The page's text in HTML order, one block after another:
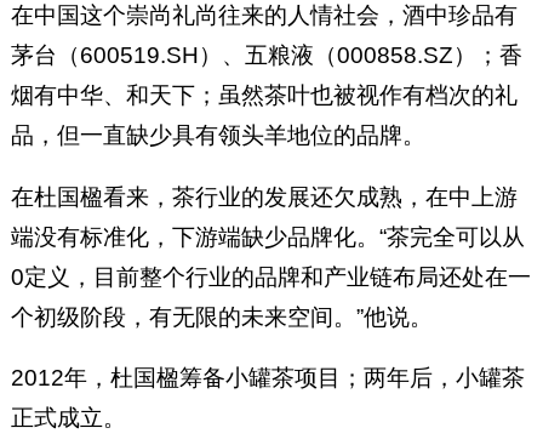
在中国这个崇尚礼尚往来的人情社会，酒中珍品有
茅台（600519.SH）、五粮液（000858.SZ）；香
烟有中华、和天下；虽然茶叶也被视作有档次的礼
品，但一直缺少具有领头羊地位的品牌。
在杜国楹看来，茶行业的发展还欠成熟，在中上游
端没有标准化，下游端缺少品牌化。“茶完全可以从
0定义，目前整个行业的品牌和产业链布局还处在一
个初级阶段，有无限的未来空间。”他说。
2012年，杜国楹筹备小罐茶项目；两年后，小罐茶
正式成立。